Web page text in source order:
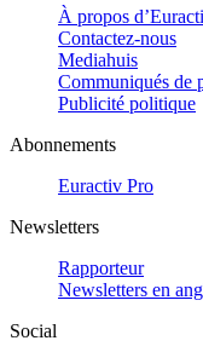
À propos
Contactez-nous
Mediahuis
Communiqués de
Publicité politique
Abonnements
Euractiv Pro
Newsletters
Rapporteur
Newsletters en
Social